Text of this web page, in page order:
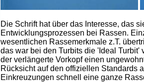
Die Schrift hat über das Interesse, das
Entwicklungsprozessen bei Rassen.
wesentlichen Rassemerkmale z.T.
das war bei den Turbits die 'Ideal
der verlängerte Vorkopf einen
Rücksicht auf den offiziellen Standards
Einkreuzungen schnell eine ganze